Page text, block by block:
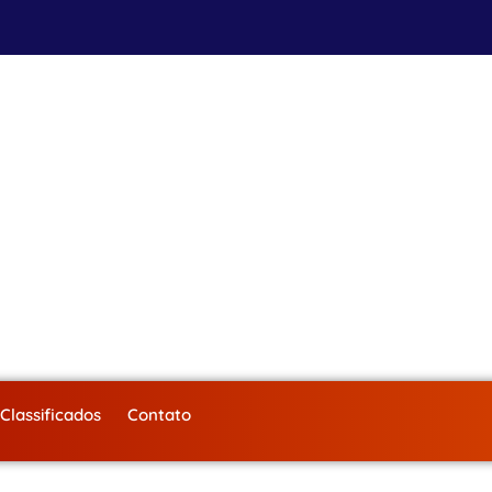
Classificados Contato